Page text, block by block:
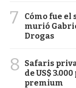
7
Cómo fue
murió
Drogas
8
Safaris
de US$
premium